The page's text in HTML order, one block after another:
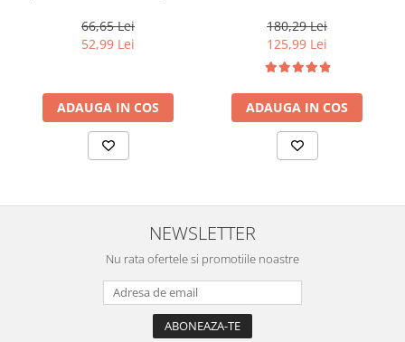
Touch of Grey, 40 g
66,65 Lei
52,99 Lei
ADAUGA IN COS
180,29 Lei
125,99 Lei
ADAUGA IN COS
NEWSLETTER
Nu rata ofertele si promotiile noastre